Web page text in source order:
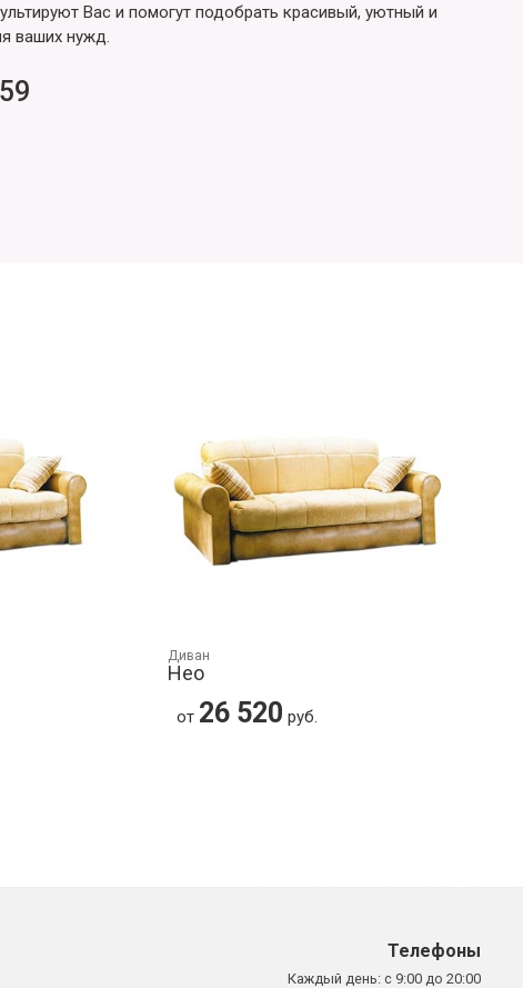
Вас и помогут подобрать красивый, уютный и
ваших нужд.
Диван
Нео
от 26 520 руб.
Телефоны
Каждый день: с 9:00 до 20:00